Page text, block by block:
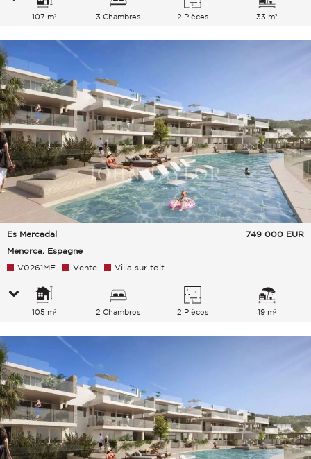
107 m² 3 Chambres 2 Pièces 33 m²
Es Mercadal
Menorca, Espagne
749 000 EUR
V0261ME Vente Villa sur toit
105 m² 2 Chambres 2 Pièces 19 m²